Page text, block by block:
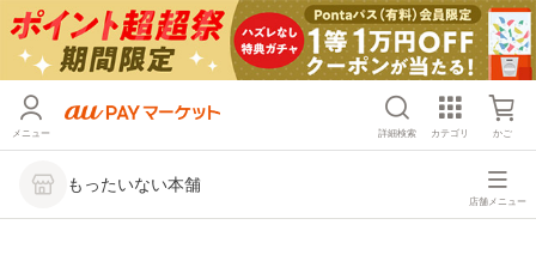
メニュー 詳細検索 カテゴリ かご
もったいない本舗
店舗メニュー